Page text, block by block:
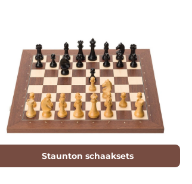
Staunton schaaksets